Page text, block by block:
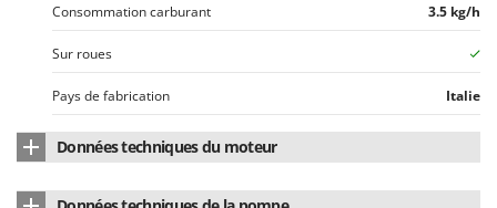
Consommation carburant 3.5 kg/h
Sur roues
Pays de fabrication Italie
Données techniques du moteur